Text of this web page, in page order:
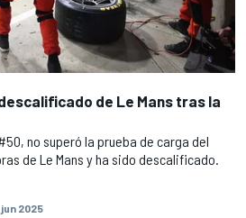
de Le Mans tras la
no superó la prueba de carga del
de Le Mans y ha sido descalificado.
jun 2025